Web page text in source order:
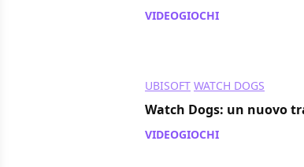
VIDEOGIOCHI
UBISOFT WATCH DOGS
Watch Dogs: un nuovo
VIDEOGIOCHI